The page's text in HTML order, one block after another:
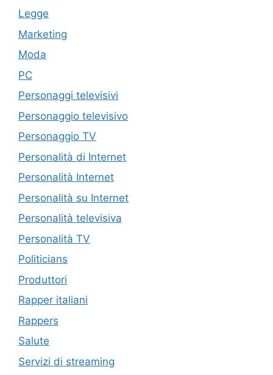
Legge
Marketing
Moda
PC
Personaggi televisivi
Personaggio televisivo
Personaggio TV
Personalità di Internet
Personalità Internet
Personalità su Internet
Personalità televisiva
Personalità TV
Politicians
Produttori
Rapper italiani
Rappers
Salute
Servizi di streaming